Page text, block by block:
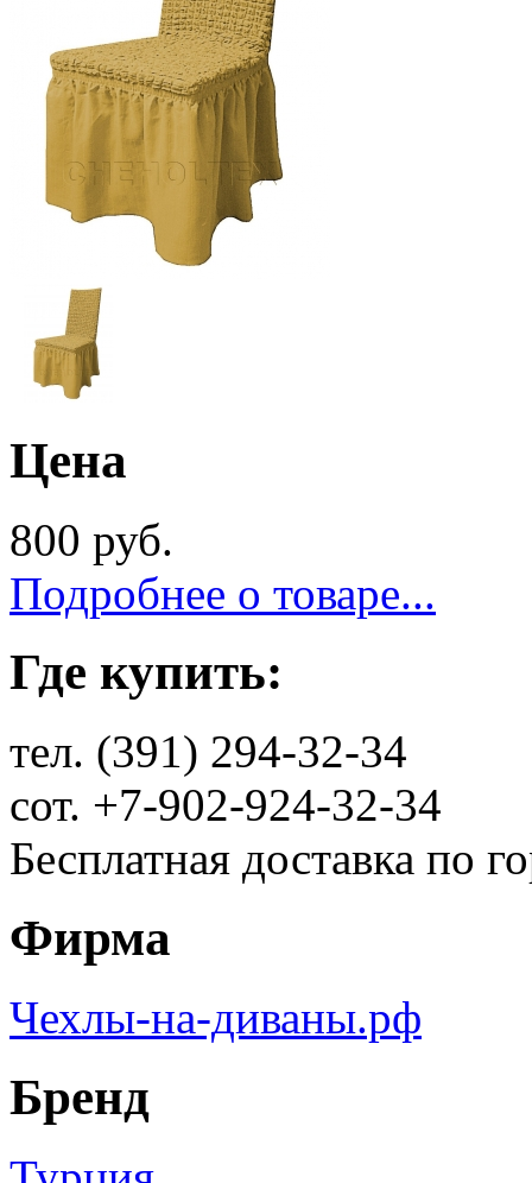
Цена
800 руб.
Подробнее о товаре...
Где купить:
тел. (391) 294-32-34
сот. +7-902-924-32-34
Бесплатная доставка по
Фирма
Чехлы-на-диваны.рф
Бренд